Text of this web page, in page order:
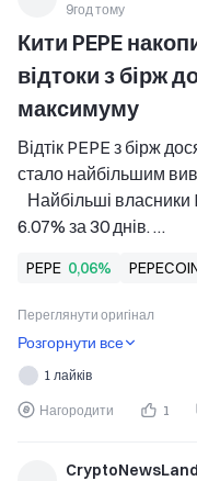
9год тому
Кити PEPE
відтоки з бірж
максимуму
Відтік PEPE з бірж
стало найбільшим
Найбільші
6.07% за 30 днів.
незважаючи на
нижче рекордного
PepeCoin — PEPE,
PEPE 0,06%
Переглянути оригінал
Розгорнути все
1 лайків
Нагородити 1
CryptoNewsLand